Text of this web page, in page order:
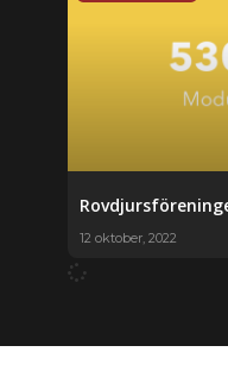
12 oktober, 2022